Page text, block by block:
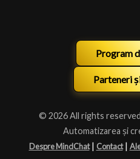
Program
Parteneri
© 2026 All rights reserved
Automatizarea și
Despre MindChat | Contact |